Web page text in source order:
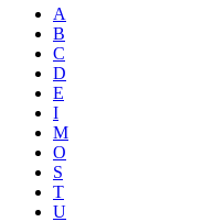
A
B
C
D
E
I
M
O
S
T
U